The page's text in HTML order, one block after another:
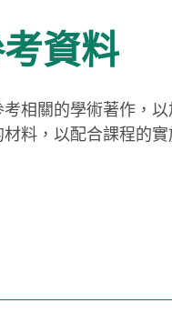
資料
相關的學術著作，
料，以配合課程的實